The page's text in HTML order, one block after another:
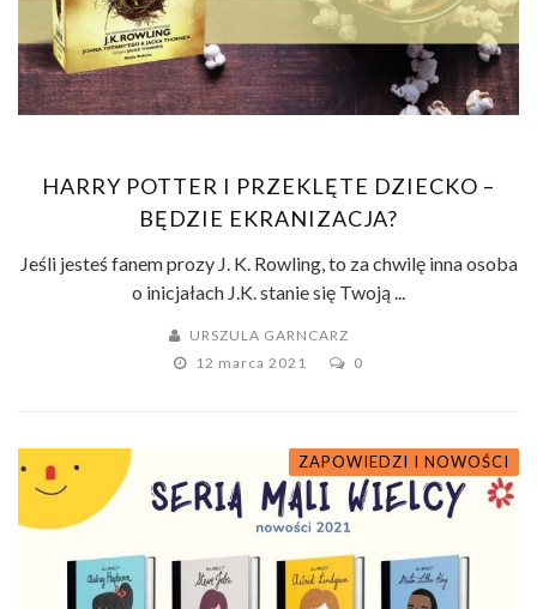
HARRY POTTER I PRZEKLĘTE DZIECKO –
BĘDZIE EKRANIZACJA?
Jeśli jesteś fanem prozy J. K. Rowling, to za chwilę inna osoba
o inicjałach J.K. stanie się Twoją ...
URSZULA GARNCARZ
12 marca 2021
0
ZAPOWIEDZI I NOWOŚCI